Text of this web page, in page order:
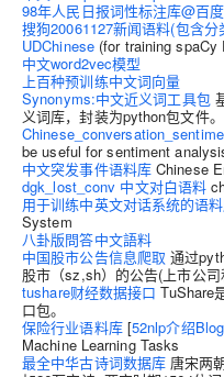
98年人民日报词性标注库@百
搜狗20061127新闻语料(包含分
UDChinese(for training spaCy
中文word2vec模型
上百种预训练中文词向量
Synonyms:中文近义词工具包
义词库，封装为python包文件。
be useful for sentiment
中文突发事件语料库Chinese
dgk_lost_conv 中文对白语料
用于训练中英文对话系统的语
System
八卦版問答中文語料
中国股市公告信息爬取 通过
股市（sz,sh）的公告(上市公
tushare财经数据接口 TuShare
口包。
保险行业语料库[52nlp介绍Blog
Machine Learning Tasks
最全中华古诗词数据库 唐宋两